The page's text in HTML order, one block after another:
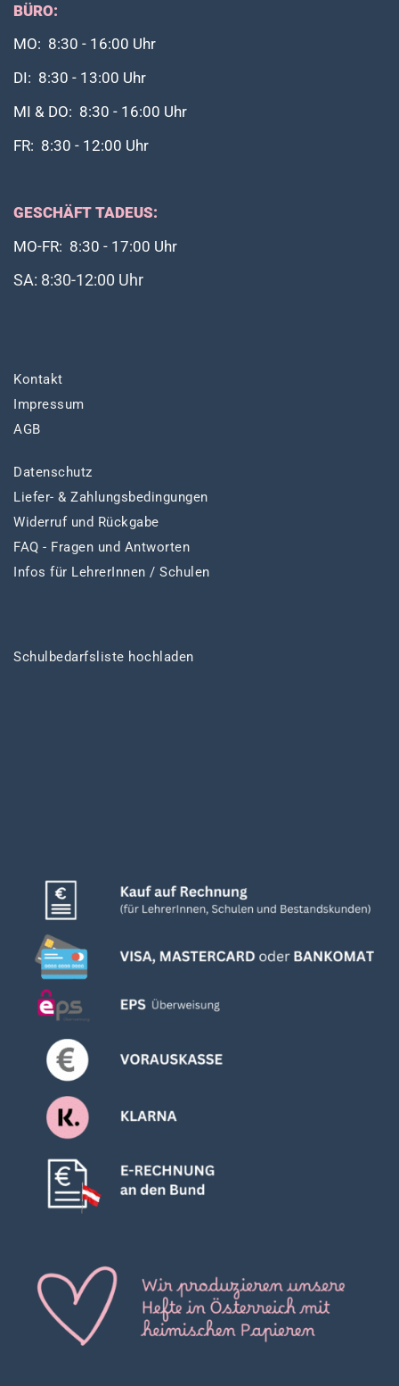
BÜRO:
MO: 8:30 - 16:00 Uhr
DI: 8:30 - 13:00 Uhr
MI & DO: 8:30 - 16:00 Uhr
FR: 8:30 - 12:00 Uhr
GESCHÄFT TADEUS:
MO-FR: 8:30 - 17:00 Uhr
SA: 8:30-12:00 Uhr
Kontakt
Impressum
AGB
Datenschutz
Liefer- & Zahlungsbedingungen
Widerruf und Rückgabe
FAQ - Fragen und Antworten
Infos für LehrerInnen / Schulen
Schulbedarfsliste hochladen